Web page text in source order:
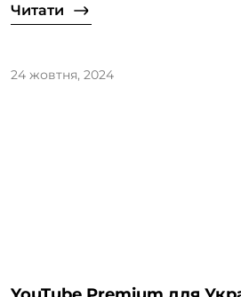
Читати
24 жовтня, 2024